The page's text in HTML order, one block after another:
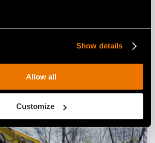
Show details
Allow all
Customize
pierres et plaques de roche, même